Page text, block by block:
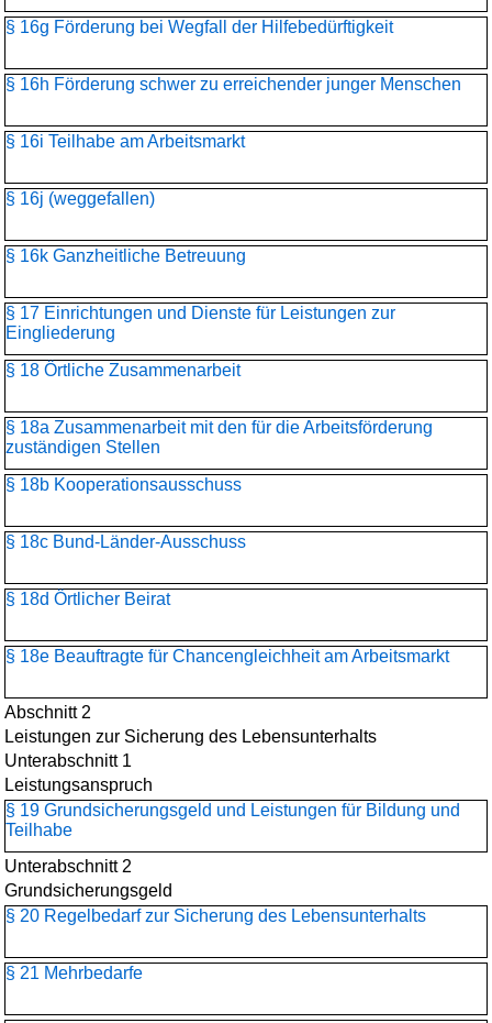
§ 16g Förderung bei Wegfall der Hilfebedürftigkeit
§ 16h Förderung schwer zu erreichender junger Menschen
§ 16i Teilhabe am Arbeitsmarkt
§ 16j (weggefallen)
§ 16k Ganzheitliche Betreuung
§ 17 Einrichtungen und Dienste für Leistungen zur
Eingliederung
§ 18 Örtliche Zusammenarbeit
§ 18a Zusammenarbeit mit den für die Arbeitsförderung
zuständigen Stellen
§ 18b Kooperationsausschuss
§ 18c Bund-Länder-Ausschuss
§ 18d Örtlicher Beirat
§ 18e Beauftragte für Chancengleichheit am Arbeitsmarkt
Abschnitt 2
Leistungen zur Sicherung des Lebensunterhalts
Unterabschnitt 1
Leistungsanspruch
§ 19 Grundsicherungsgeld und Leistungen für Bildung und
Teilhabe
Unterabschnitt 2
Grundsicherungsgeld
§ 20 Regelbedarf zur Sicherung des Lebensunterhalts
§ 21 Mehrbedarfe